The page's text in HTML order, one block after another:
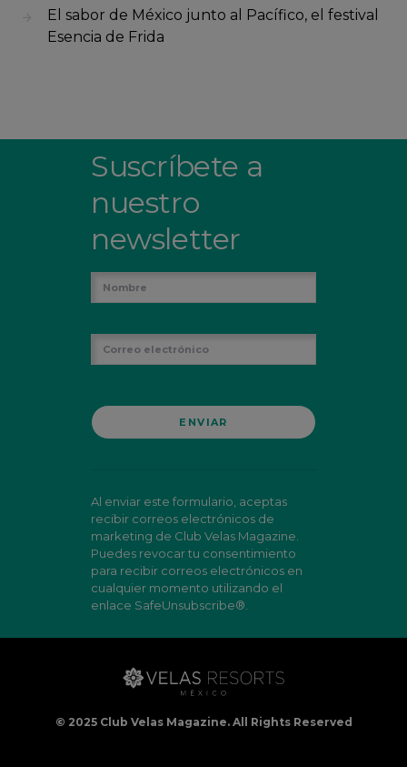
El sabor de México junto al Pacífico, el festival
Esencia de Frida
Suscríbete a
nuestro
newsletter
Al enviar este formulario, aceptas
recibir correos electrónicos de
marketing de Club Velas Magazine.
Puedes revocar tu consentimiento
para recibir correos electrónicos en
cualquier momento utilizando el
enlace SafeUnsubscribe®.
© 2025 Club Velas Magazine. All Rights Reserved